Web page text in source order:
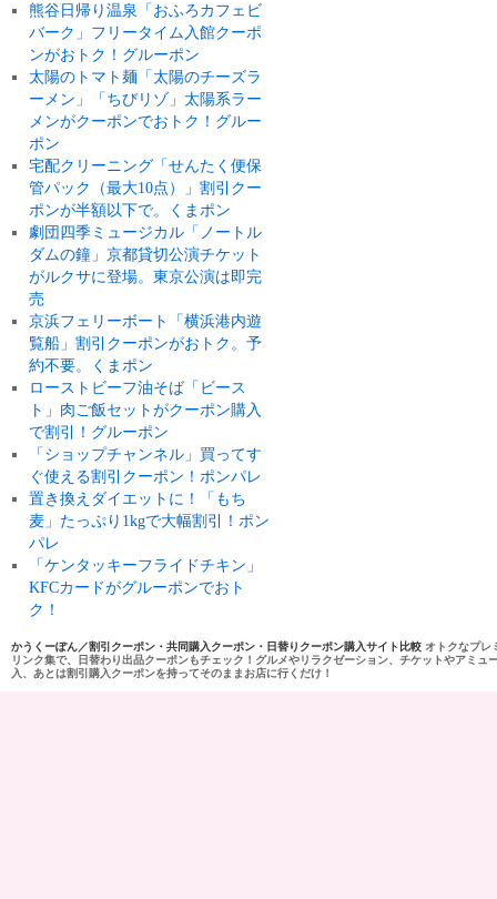
熊谷日帰り温泉「おふろカフェビ
バーク」フリータイム入館クーポ
ンがおトク！グルーポン
太陽のトマト麺「太陽のチーズラ
ーメン」「ちびリゾ」太陽系ラー
メンがクーポンでおトク！グルー
ポン
宅配クリーニング「せんたく便保
管パック（最大10点）」割引クー
ポンが半額以下で。くまポン
劇団四季ミュージカル「ノートル
ダムの鐘」京都貸切公演チケット
がルクサに登場。東京公演は即完
売
京浜フェリーボート「横浜港内遊
覧船」割引クーポンがおトク。予
約不要。くまポン
ローストビーフ油そば「ビース
ト」肉ご飯セットがクーポン購入
で割引！グルーポン
「ショップチャンネル」買ってす
ぐ使える割引クーポン！ポンパレ
置き換えダイエットに！「もち
麦」たっぷり1kgで大幅割引！ポン
パレ
「ケンタッキーフライドチキン」
KFCカードがグルーポンでおト
ク！
かうくーぽん／割引クーポン・共同購入クーポン・日替りクーポン購入サイト比較 オトクなプレ
リンク集で、日替わり出品クーポンもチェック！グルメやリラクゼーション、チケットやアミ
入、あとは割引購入クーポンを持ってそのままお店に行くだけ！